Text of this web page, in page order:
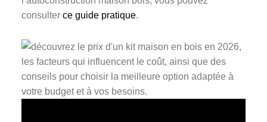
consulter ce guide pratique.